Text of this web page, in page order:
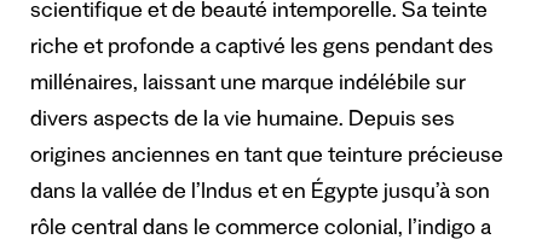
scientifique et de beauté intemporelle. Sa teinte
riche et profonde a captivé les gens pendant des
millénaires, laissant une marque indélébile sur
divers aspects de la vie humaine. Depuis ses
origines anciennes en tant que teinture précieuse
dans la vallée de l’Indus et en Égypte jusqu’à son
rôle central dans le commerce colonial, l’indigo a